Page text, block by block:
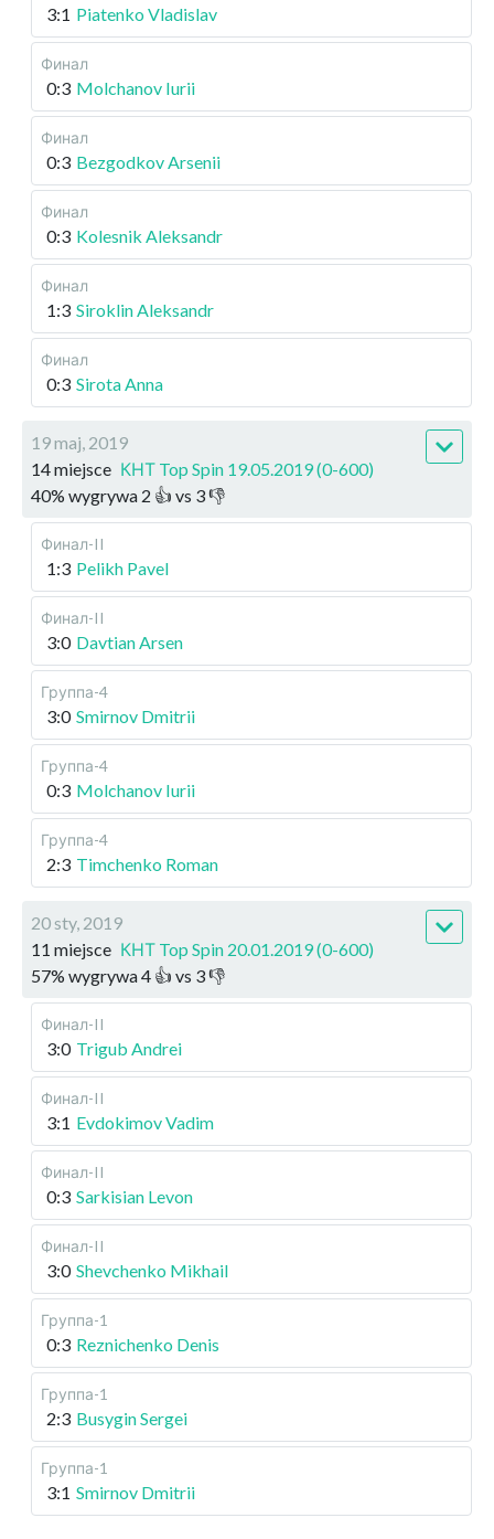
3:1 Piatenko Vladislav
Финал
0:3 Molchanov Iurii
Финал
0:3 Bezgodkov Arsenii
Финал
0:3 Kolesnik Aleksandr
Финал
1:3 Siroklin Aleksandr
Финал
0:3 Sirota Anna
19 maj, 2019
14 miejsce КНТ Top Spin 19.05.2019 (0-600)
40% wygrywa 2 👍 vs 3👎
Финал-II
1:3 Pelikh Pavel
Финал-II
3:0 Davtian Arsen
Группа-4
3:0 Smirnov Dmitrii
Группа-4
0:3 Molchanov Iurii
Группа-4
2:3 Timchenko Roman
20 sty, 2019
11 miejsce КНТ Top Spin 20.01.2019 (0-600)
57% wygrywa4 👍 vs 3👎
Финал-II
3:0 Trigub Andrei
Финал-II
3:1 Evdokimov Vadim
Финал-II
0:3 Sarkisian Levon
Финал-II
3:0 Shevchenko Mikhail
Группа-1
0:3 Reznichenko Denis
Группа-1
2:3 Busygin Sergei
Группа-1
3:1 Smirnov Dmitrii